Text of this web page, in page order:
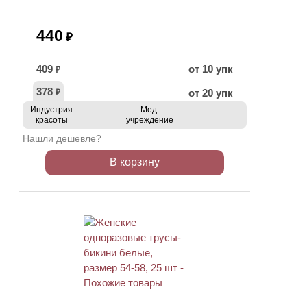
440 ₽
409 ₽
от 10 упк
378 ₽ от 20 упк
Индустрия
красоты
Мед.
учреждение
Нашли дешевле?
В корзину